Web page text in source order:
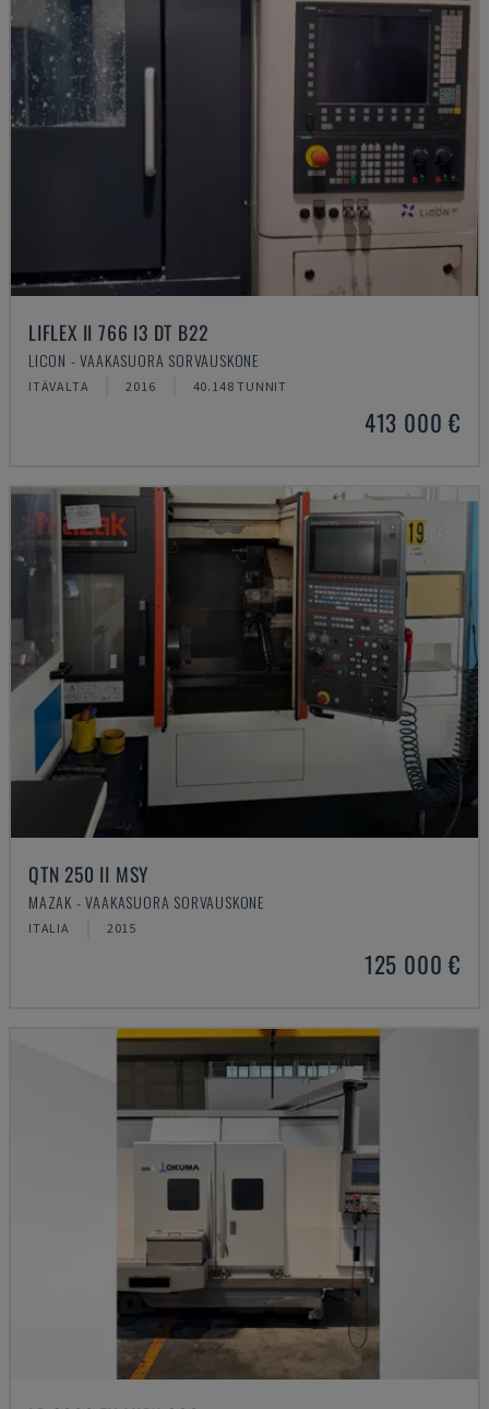
LIFLEX II 766 I3 DT B22
LICON - VAAKASUORA SORVAUSKONE
ITÄVALTA 2016 40.148 TUNNIT
413 000 €
QTN 250 II MSY
MAZAK - VAAKASUORA SORVAUSKONE
ITALIA 2015
125 000 €